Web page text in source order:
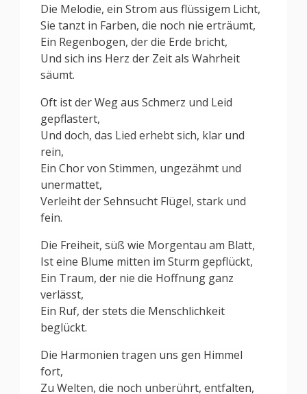
Die Melodie, ein Strom aus flüssigem Licht,
Sie tanzt in Farben, die noch nie erträumt,
Ein Regenbogen, der die Erde bricht,
Und sich ins Herz der Zeit als Wahrheit
säumt.
Oft ist der Weg aus Schmerz und Leid
gepflastert,
Und doch, das Lied erhebt sich, klar und
rein,
Ein Chor von Stimmen, ungezähmt und
unermattet,
Verleiht der Sehnsucht Flügel, stark und
fein.
Die Freiheit, süß wie Morgentau am Blatt,
Ist eine Blume mitten im Sturm gepflückt,
Ein Traum, der nie die Hoffnung ganz
verlässt,
Ein Ruf, der stets die Menschlichkeit
beglückt.
Die Harmonien tragen uns gen Himmel
fort,
Zu Welten, die noch unberührt, entfalten,